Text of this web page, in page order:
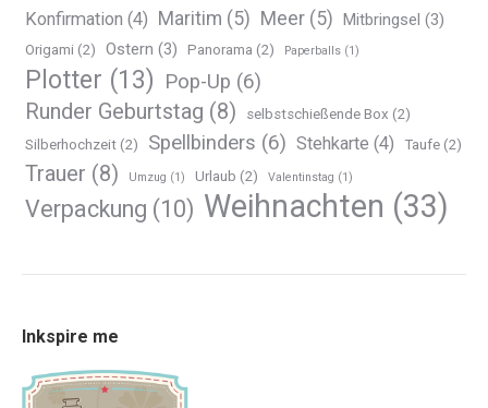
Konfirmation (4) Maritim (5) Meer (5) Mitbringsel (3)
Origami (2) Ostern (3) Panorama (2) Paperballs (1)
Plotter (13) Pop-Up (6)
Runder Geburtstag (8) selbstschießende Box (2)
Silberhochzeit (2) Spellbinders (6) Stehkarte (4) Taufe (2)
Trauer (8) Umzug (1) Urlaub (2) Valentinstag (1)
Verpackung (10) Weihnachten (33)
Inkspire me